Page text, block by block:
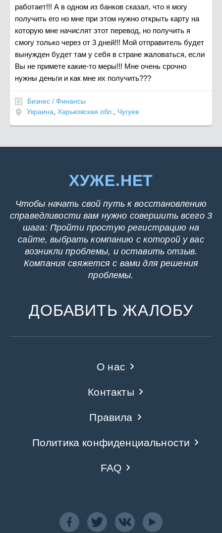
работает!!! А в одном из банков сказал, что я могу
получить его но мне при этом нужно открыть карту на
которую мне начислят этот перевод, но получить я
смогу только через от 3 дней!!! Мой отправитель будет
вынужден будет там у себя в стране жаловаться, если
Вы не примете какие-то меры!!! Мне очень срочно
нужны деньги и как мне их получить???
Бизнес / Финансы
Украина, Харьковская обл., Чугуев
ХУЖЕ.НЕТ
Чтобы начать свой путь к восстановлению
справедливости вам нужно совершить всего 3
шага: Пройти простую регистрацию на
сайте, выбрать компанию с которой у вас
возникли проблемы, и оставить отзыв.
Компания свяжется с вами для решения
проблемы.
ДОБАВИТЬ ЖАЛОБУ
О нас
Контакты
Правила
Политика конфиденциальности
FAQ